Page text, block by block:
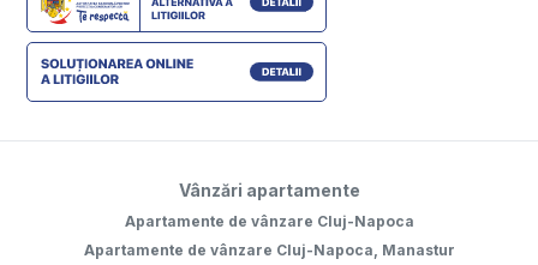
Vânzări apartamente
Apartamente de vânzare Cluj-Napoca
Apartamente de vânzare Cluj-Napoca, Manastur